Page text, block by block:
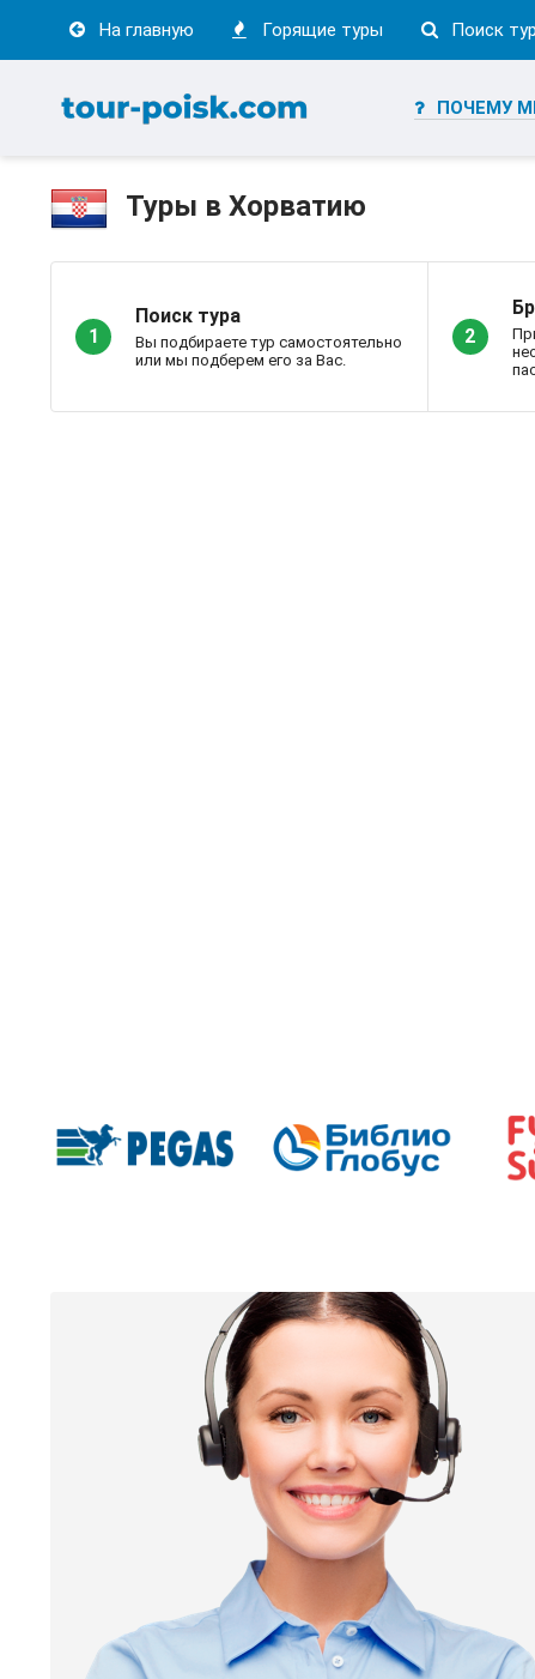
На главную Горящие туры Поиск
ПОЧЕМУ
Туры в Хорватию
1
Поиск тура
Вы подбираете тур самостоятельно
или мы подберем его за Вас.
2